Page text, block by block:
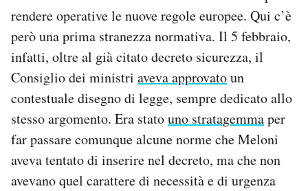
rendere operative le nuove regole europee. Qui c’è
però una prima stranezza normativa. Il 5 febbraio,
infatti, oltre al già citato decreto sicurezza, il
Consiglio dei ministri aveva approvatoun
contestuale disegno di legge, sempre dedicato allo
stesso argomento. Era statouno stratagemmaper
far passare comunque alcune norme che Meloni
aveva tentato di inserire nel decreto, ma che non
avevano quel carattere di necessità e di urgenza